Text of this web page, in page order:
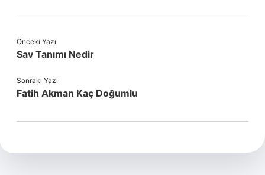
Önceki Yazı
Sav Tanımı Nedir
Sonraki Yazı
Fatih Akman Kaç Doğumlu